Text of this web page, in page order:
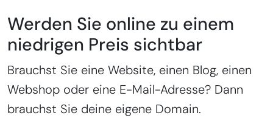
Werden Sie online zu einem
niedrigen Preis sichtbar
Brauchst Sie eine Website, einen Blog, einen
Webshop oder eine E-Mail-Adresse? Dann
brauchst Sie deine eigene Domain.